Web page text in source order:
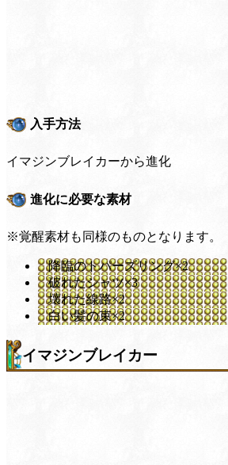
入手方法
イマジンブレイカーから進化
進化に必要な素材
※覚醒素材も同様のものとなります。
降臨のトパーズリング×2
破れたシャツ×3
壊れた線路×2
白い髪の束×2
イマジンブレイカー